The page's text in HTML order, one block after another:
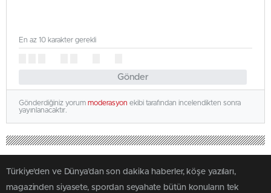
Gönder
En az 10 karakter gerekli
Gönderdiğiniz yorum moderasyon ekibi tarafından incelendikten sonra
yayınlanacaktır.
Türkiye'den ve Dünya’dan son dakika haberler, köşe yazıları,
magazinden siyasete, spordan seyahate bütün konuların tek